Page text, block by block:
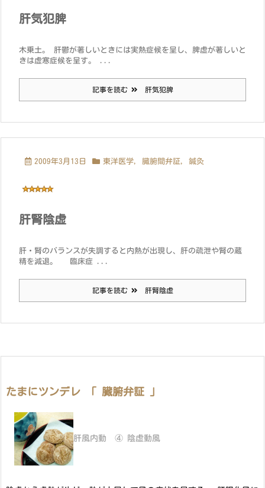
肝気犯脾
木乗土。 肝鬱が著しいときには実熱症候を呈し、脾虚が著しいと
きは虚寒症候を呈す。 ...
記事を読む 肝気犯脾
2009年3月13日 東洋医学, 臓腑間弁証, 鍼灸
肝腎陰虚
肝・腎のバランスが失調すると内熱が出現し、肝の疏泄や腎の蔵
精を減退。 臨床症 ...
記事を読む 肝腎陰虚
たまにツンデレ 「 臓腑弁証 」
肝風内動 ④ 陰虚動風